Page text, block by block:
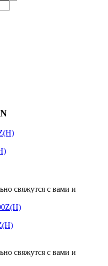
свяжутся с вами и
свяжутся с вами и